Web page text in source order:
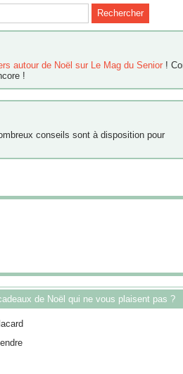
autour de Noël sur Le Mag du Senior !
!
conseils sont à disposition pour
de Noël qui ne vous plaisent pas ?